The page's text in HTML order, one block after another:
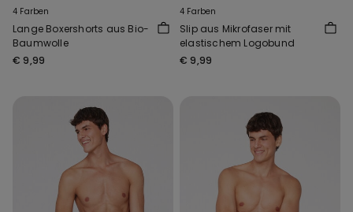
4 Farben
Lange Boxershorts aus Bio-
Baumwolle
€ 9,99
4 Farben
Slip aus Mikrofaser mit
elastischem Logobund
€ 9,99